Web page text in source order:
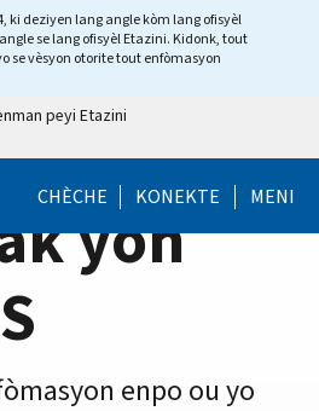
ki deziyen lang angle kòm lang ofisyèl
se lang ofisyèl Etazini. Kidonk, tout
se vèsyon otorite tout enfòmasyon
peyi Etazini
CHÈCHE KONEKTE MENI
yon
enpo ou yo